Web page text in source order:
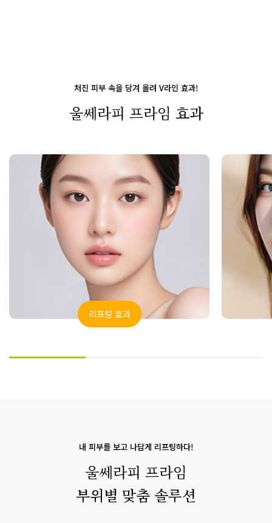
처진 피부 속을 당겨 올려 V라인 효과!
울쎄라피 프라임 효과
리프팅 효과
내 피부를 보고 나답게 리프팅하다!
울쎄라피 프라임
부위별 맞춤 솔루션